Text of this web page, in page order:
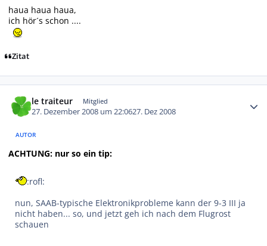
haua haua haua,
ich hör´s schon ....
Zitat
le traiteur Mitglied
27. Dezember 2008 um 22:0627. Dez 2008
AUTOR
ACHTUNG: nur so ein tip:
:rofl:
nun, SAAB-typische Elektronikprobleme kann der 9-3 III ja
nicht haben... so, und jetzt geh ich nach dem Flugrost
schauen